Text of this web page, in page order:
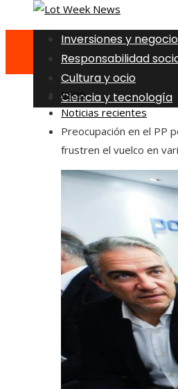
Inversiones y
Responsabilidad
Cultura y ocio
Ciencia y tecnología
Inicio
Noticias recientes
Preocupación en el PP
frustren el vuelco en